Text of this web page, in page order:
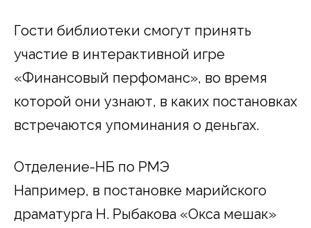
Гости библиотеки смогут принять
участие в интерактивной игре
«Финансовый перфоманс», во время
которой они узнают, в каких постановках
встречаются упоминания о деньгах.
Отделение-НБ по РМЭ
Например, в постановке марийского
драматурга Н. Рыбакова «Окса мешак»